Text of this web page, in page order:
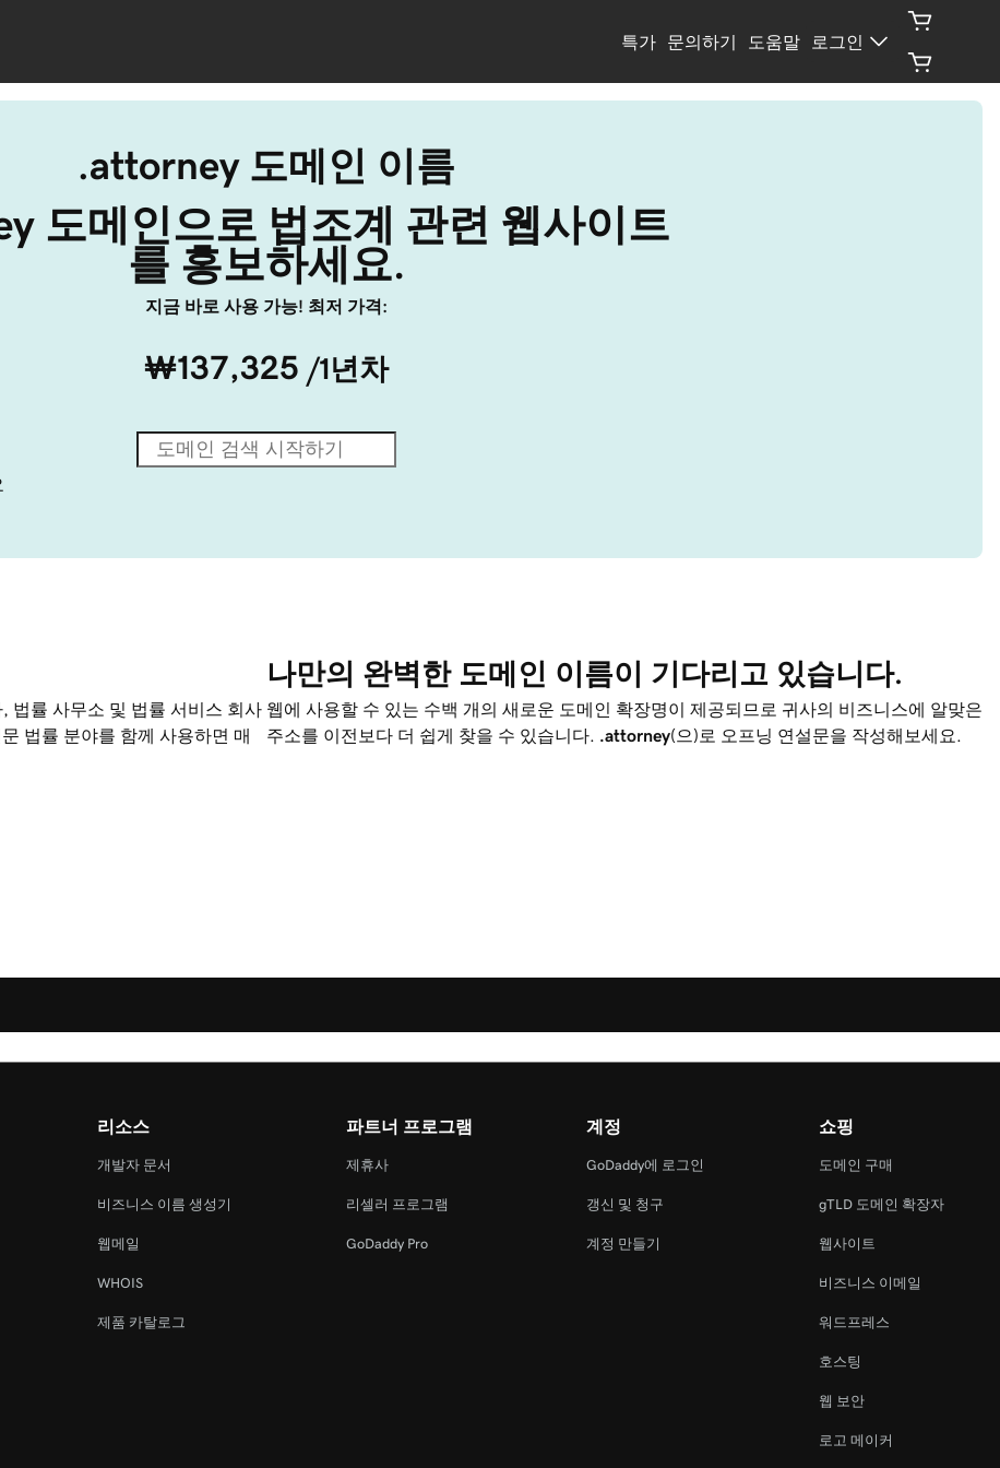
특가 문의하기 도움말 로그인
.attorney 도메인 이름
도메인으로 법조계 관련 웹사이트
를 홍보하세요.
지금 바로 사용 가능! 최저 가격:
₩137,325 /1년차
법률 사무소 및 법률 서비스 회사
법률 분야를 함께 사용하면 매
나만의 완벽한 도메인 이름이 기다리고 있습니다.
웹에 사용할 수 있는 수백 개의 새로운 도메인 확장명이 제공되므로 귀사의 비즈니스에 알맞은
주소를 이전보다 더 쉽게 찾을 수 있습니다.
.attorney(으)로 오프닝 연설문을 작성해보세요.
리소스
개발자 문서
비즈니스 이름 생성기
웹메일
WHOIS
제품 카탈로그
파트너 프로그램
제휴사
리셀러 프로그램
GoDaddy Pro
계정
GoDaddy에 로그인
갱신 및 청구
계정 만들기
쇼핑
도메인 구매
gTLD 도메인 확장자
웹사이트
비즈니스 이메일
워드프레스
호스팅
웹 보안
로고 메이커